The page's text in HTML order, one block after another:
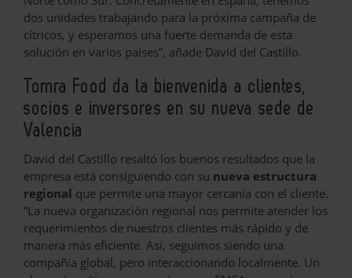
dos unidades trabajando para la próxima campaña de
cítricos, y esperamos una fuerte demanda de esta
solución en varios países”, añade David del Castillo.
Tomra Food da la bienvenida a clientes,
socios e inversores en su nueva sede de
Valencia
David del Castillo resaltó los buenos resultados que la
empresa está consiguiendo con su nueva estructura
regional que permite una mayor cercanía con el cliente.
“La nueva organización regional nos permite atender los
requerimientos de nuestros clientes más rápido y de
manera más eficiente. Así, seguimos siendo una
compañía global, pero interaccionando localmente. Un